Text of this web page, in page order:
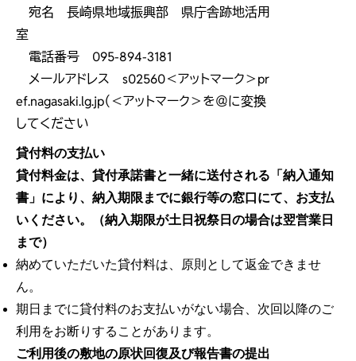
宛名 長崎県地域振興部 県庁舎跡地活用
室
電話番号 095-894-3181
メールアドレス s02560＜アットマーク＞pr
ef.nagasaki.lg.jp（＜アットマーク＞を＠に変換
してください
貸付料の支払い
貸付料金は、貸付承諾書と一緒に送付される「納入通知
書」により、納入期限までに銀行等の窓口にて、お支払
いください。
（納入期限が土日祝祭日の場合は翌営業日
まで）
納めていただいた貸付料は、原則として返金できませ
ん。
期日までに貸付料のお支払いがない場合、次回以降のご
利用をお断りすることがあります。
ご利用後の敷地の原状回復及び報告書の提出